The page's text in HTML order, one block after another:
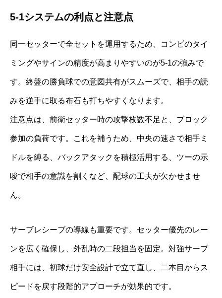
5-1システムの利点と注意点
同一セッターで全セットを運用するため、コンビのタイ
ミングやサインの精度が高まりやすいのが5-1の強みで
す。終盤の勝負球での意図共有がスムーズで、相手の読
みを逆手に取る布石も打ちやすくなります。
注意点は、前衛セッター時の攻撃枚数不足と、ブロック
参加の負荷です。これを補うため、中央の速さで相手ミ
ドルを縛る、バックアタックを積極活用する、ツーの示
唆で相手の意識を割くなど、配球の工夫が欠かせませ
ん。
サーブレシーブの導線も重要です。セッター優先のレー
ンを広く確保し、外乱時の二段担当を固定。対強サーブ
相手には、初球だけ安全設計で立て直し、二本目からス
ピードを戻す段階的アプローチが効果的です。